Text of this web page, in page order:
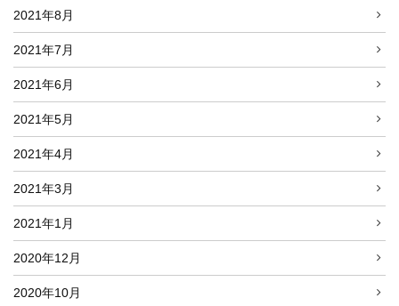
2021年8月
2021年7月
2021年6月
2021年5月
2021年4月
2021年3月
2021年1月
2020年12月
2020年10月